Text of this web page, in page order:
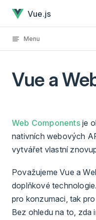
Skip to content
Vue.js
Menu
Vue a
Web Componentsje
nativních webových
vytvářet vlastní
Považujeme Vue a
doplňkové
pro konzumaci, tak
Bez ohledu na to, zda